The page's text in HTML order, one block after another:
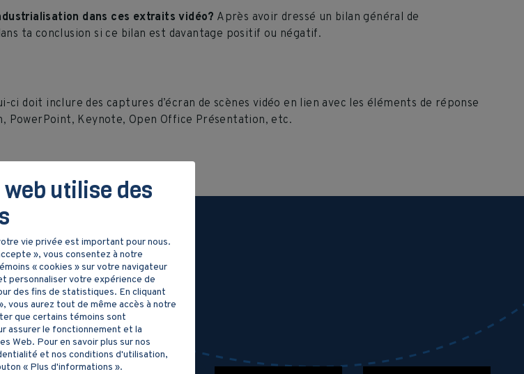
dans ces extraits vidéo? Après avoir dressé un bilan général de
ta conclusion si ce bilan est davantage positif ou négatif.
doit inclure des captures d’écran de scènes vidéo en lien avec les éléments de réponse
PowerPoint, Keynote, Open Office Présentation, etc.
web utilise des
vie privée est important pour nous.
», vous consentez à notre
« cookies » sur votre navigateur
personnaliser votre expérience de
des fins de statistiques. En cliquant
vous aurez tout de même accès à notre
que certains témoins sont
assurer le fonctionnement et la
Web. Pour en savoir plus sur nos
et nos conditions d'utilisation,
« Plus d'informations ».